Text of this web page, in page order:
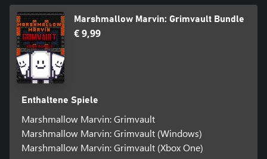
Marshmallow Marvin: Grimvault Bundle
€ 9,99
Enthaltene Spiele
Marshmallow Marvin: Grimvault
Marshmallow Marvin: Grimvault (Windows)
Marshmallow Marvin: Grimvault (Xbox One)